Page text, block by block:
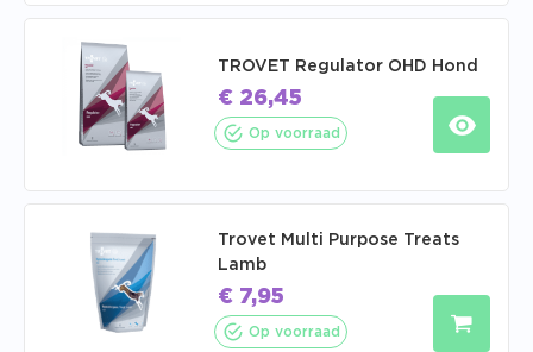
TROVET Regulator OHD Hond
€ 26,45
Op voorraad
Trovet Multi Purpose Treats
Lamb
€ 7,95
Op voorraad